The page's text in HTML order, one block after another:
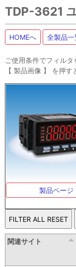
TDP-3621
HOMEへ 全製品
ご使用条件でフィルタ
【 製品画像 】 を押
製品ページ
関連サイト